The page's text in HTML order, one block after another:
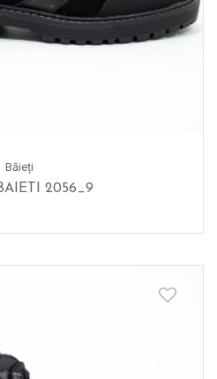
Băieți
2056_9